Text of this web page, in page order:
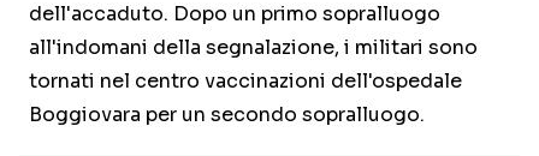
dell'accaduto. Dopo un primo sopralluogo
all'indomani della segnalazione, i militari sono
tornati nel centro vaccinazioni dell'ospedale
Boggiovara per un secondo sopralluogo.